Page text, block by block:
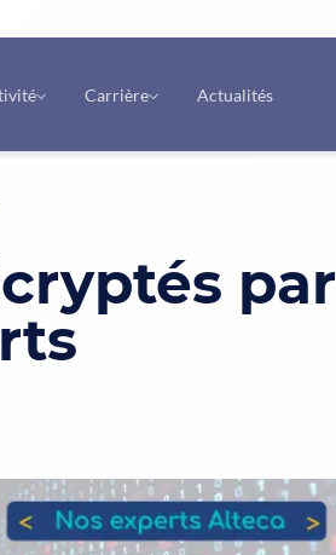
Carrière Actualités
par